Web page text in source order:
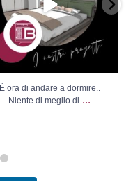
È ora di andare a dormire..
Niente di meglio di ...